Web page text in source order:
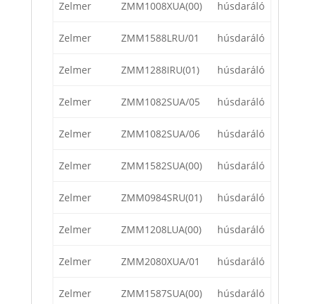
Zelmer ZMM1008XUA(00) húsdaráló
Zelmer ZMM1588LRU/01 húsdaráló
Zelmer ZMM1288IRU(01) húsdaráló
Zelmer ZMM1082SUA/05 húsdaráló
Zelmer ZMM1082SUA/06 húsdaráló
Zelmer ZMM1582SUA(00) húsdaráló
Zelmer ZMM0984SRU(01) húsdaráló
Zelmer ZMM1208LUA(00) húsdaráló
Zelmer ZMM2080XUA/01 húsdaráló
Zelmer ZMM1587SUA(00) húsdaráló